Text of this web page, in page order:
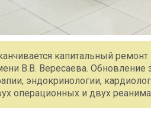
капитальный
В.В. Вересаева. Обновление
эндокринологии,
операционных и двух